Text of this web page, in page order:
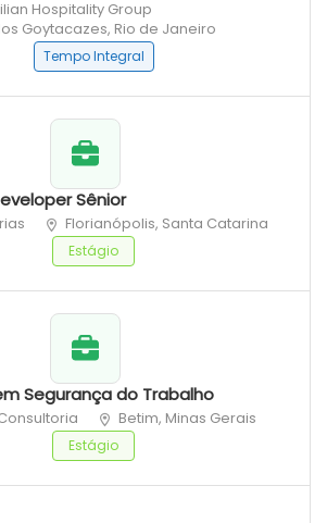
Hospitality Group
Goytacazes, Rio de Janeiro
Tempo Integral
Sênior
Florianópolis, Santa Catarina
Estágio
Segurança do Trabalho
Betim, Minas Gerais
Estágio